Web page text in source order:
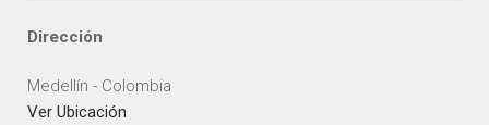
Dirección
Medellín - Colombia
Ver Ubicación